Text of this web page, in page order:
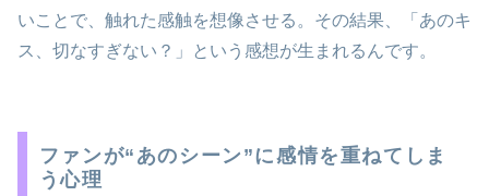
いことで、触れた感触を想像させる。その結果、「あのキ
ス、切なすぎない？」という感想が生まれるんです。
ファンが“あのシーン”に感情を重ねてしま
う心理